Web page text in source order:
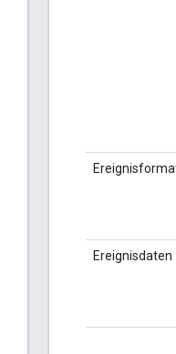
Ereignisdaten